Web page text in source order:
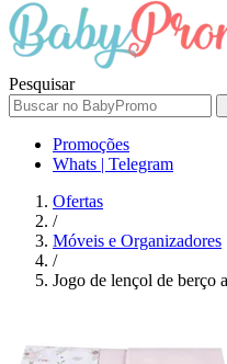
Pesquisar
Promoções
Whats | Telegram
Ofertas
/
Móveis e Organizadores
/
Jogo de lençol de berço